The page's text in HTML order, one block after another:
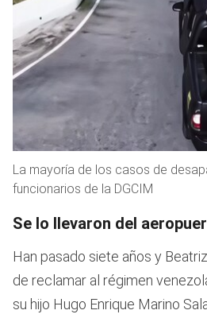
La mayoría de los casos de
funcionarios de la DGCIM
Se lo llevaron del
Han pasado siete años y
de reclamar al régimen
su hijo Hugo Enrique Marino